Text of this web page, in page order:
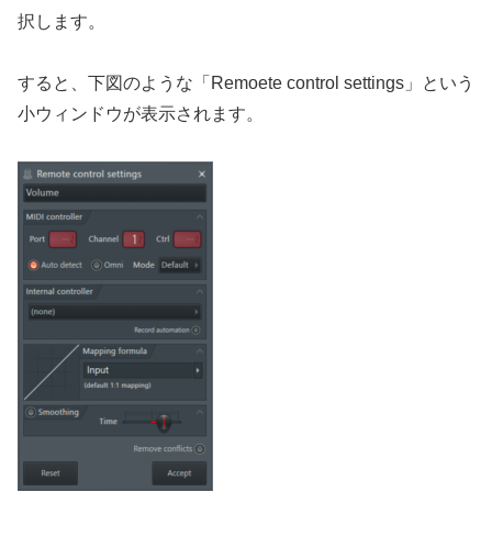
択します。
すると、下図のような「Remoete control settings」という
小ウィンドウが表示されます。